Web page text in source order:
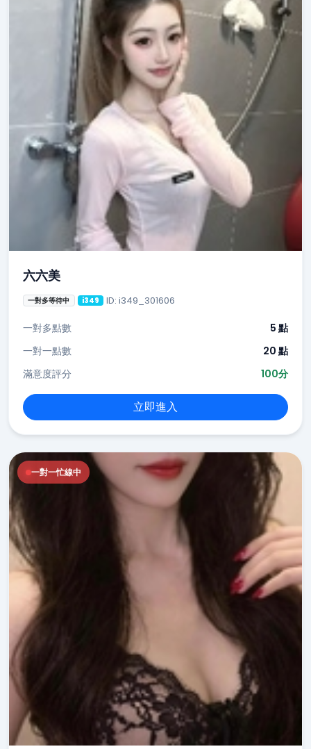
六六美
一對多等待中 i349 ID: i349_301606
一對多點數
5 點
一對一點數
20 點
滿意度評分
100分
立即進入
一對一忙線中